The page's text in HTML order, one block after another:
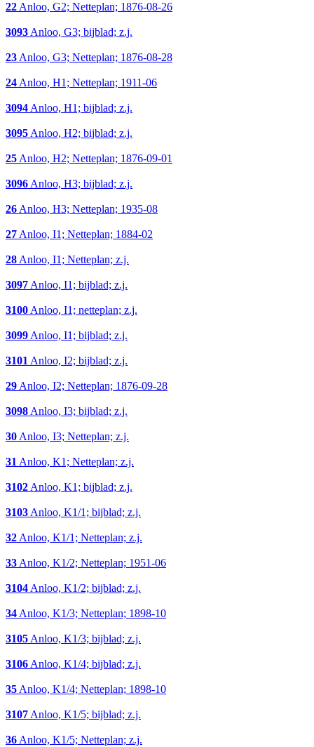
22Anloo, G2; Netteplan; 1876-08-26
3093Anloo, G3; bijblad; z.j.
23Anloo, G3; Netteplan; 1876-08-28
24Anloo, H1; Netteplan; 1911-06
3094Anloo, H1; bijblad; z.j.
3095Anloo, H2; bijblad; z.j.
25Anloo, H2; Netteplan; 1876-09-01
3096Anloo, H3; bijblad; z.j.
26Anloo, H3; Netteplan; 1935-08
27Anloo, I1; Netteplan; 1884-02
28Anloo, I1; Netteplan; z.j.
3097Anloo, I1; bijblad; z.j.
3100Anloo, I1; netteplan; z.j.
3099Anloo, I1; bijblad; z.j.
3101Anloo, I2; bijblad; z.j.
29Anloo, I2; Netteplan; 1876-09-28
3098Anloo, I3; bijblad; z.j.
30Anloo, I3; Netteplan; z.j.
31Anloo, K1; Netteplan; z.j.
3102Anloo, K1; bijblad; z.j.
3103Anloo, K1/1; bijblad; z.j.
32Anloo, K1/1; Netteplan; z.j.
33Anloo, K1/2; Netteplan; 1951-06
3104Anloo, K1/2; bijblad; z.j.
34Anloo, K1/3; Netteplan; 1898-10
3105Anloo, K1/3; bijblad; z.j.
3106Anloo, K1/4; bijblad; z.j.
35Anloo, K1/4; Netteplan; 1898-10
3107Anloo, K1/5; bijblad; z.j.
36Anloo, K1/5; Netteplan; z.j.